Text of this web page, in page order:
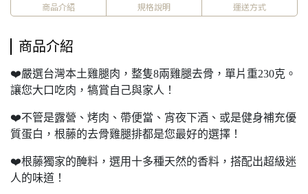
商品介紹 規格說明 運送方式
商品介紹
❤️嚴選台灣本土雞腿肉，整隻8兩雞腿去骨，單片重230克。
讓您大口吃肉，犒賞自己與家人！
❤️不管是露營、烤肉、帶便當、宵夜下酒、或是健身補充優
質蛋白，根藤的去骨雞腿排都是您最好的選擇！
❤️根藤獨家的醃料，選用十多種天然的香料，搭配出超級迷
人的味道！